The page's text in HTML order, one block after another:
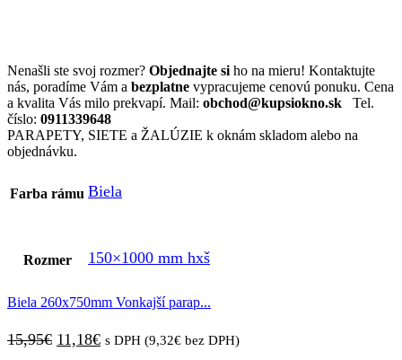
Nenašli ste svoj rozmer? Objednajte si ho na mieru! Kontaktujte
nás, poradíme Vám a bezplatne vypracujeme cenovú ponuku. Cena
a kvalita Vás milo prekvapí. Mail: obchod@kupsiokno.sk Tel.
číslo: 0911339648
PARAPETY, SIETE a ŽALÚZIE k oknám skladom alebo na
objednávku.
Farba rámu Biela
Rozmer 150×1000 mm hxš
Biela 260x750mm Vonkajší parap...
15,95€ Pôvodná
11,18€Aktuálna
s DPH (9,32€ bez DPH)